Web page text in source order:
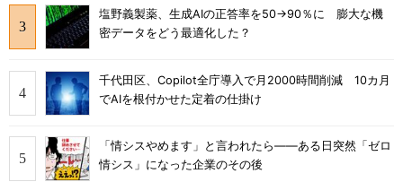
塩野義製薬、生成AIの正答率を50→90％に 膨大な機
密データをどう最適化した？
千代田区、Copilot全庁導入で月2000時間削減 10カ月
でAIを根付かせた定着の仕掛け
「情シスやめます」と言われたら――ある日突然「ゼロ
情シス」になった企業のその後